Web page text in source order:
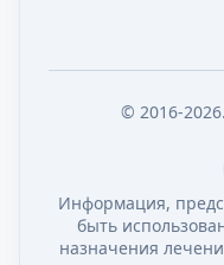
© 2016-
Информация,
быть
назначения